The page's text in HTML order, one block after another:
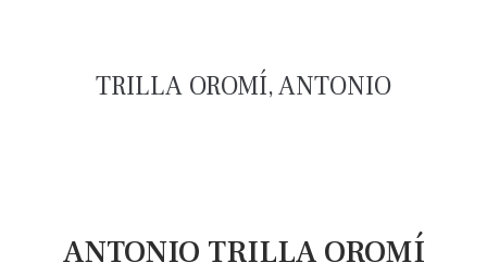
TRILLA OROMÍ, ANTONIO
ANTONIO TRILLA OROMÍ